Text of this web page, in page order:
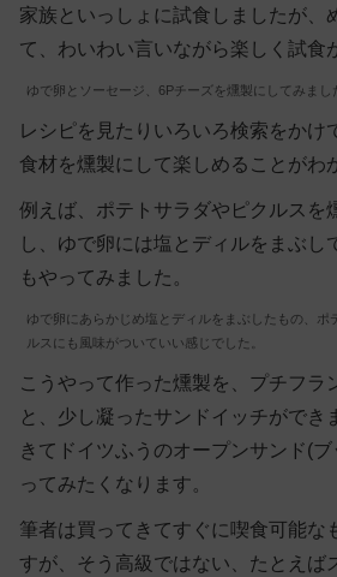
家族といっしょに試食しましたが、
て、わいわい言いながら楽しく試食
ゆで卵とソーセージ、6Pチーズを燻製にしてみまし
レシピを見たりいろいろ検索をかけ
食材を燻製にして楽しめることがわ
例えば、ポテトサラダやピクルスを
し、ゆで卵には塩とディルをまぶし
もやってみました。
ゆで卵にあらかじめ塩とディルをまぶしたもの、ポ
ルスにも風味がついていい感じでした。
こうやって作った燻製を、プチフラ
と、少し凝ったサンドイッチができ
きてドイツふうのオープンサンド(
ってみたくなります。
筆者は買ってきてすぐに喫食可能な
すが、そう高級ではない、たとえば